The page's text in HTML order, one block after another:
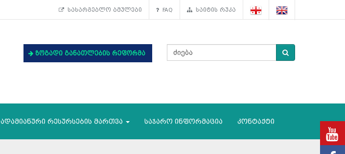
სასარგებლო ბმულები FAQ საიტის რუკა
ზოგადი განათლების რეფორმა
ადამიანური რესურსების მართვა საჯარო ინფორმაცია კონტაქტი